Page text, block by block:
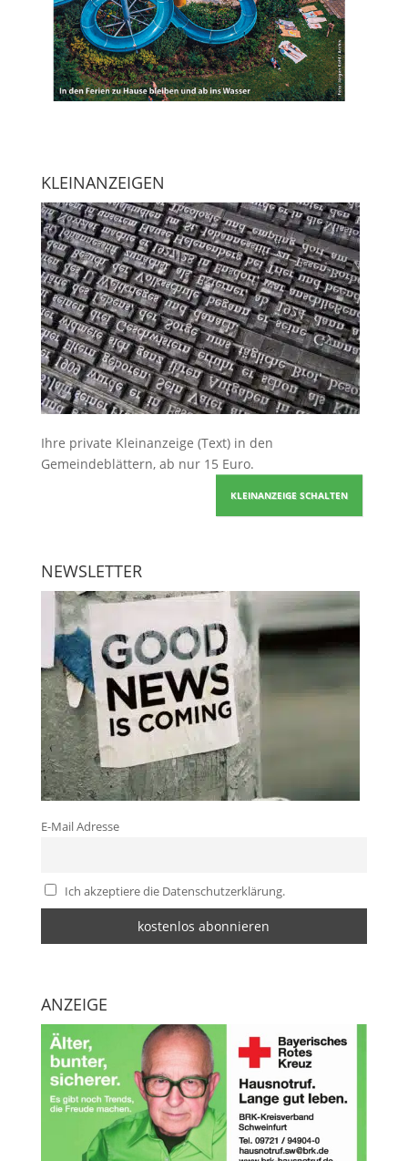
KLEINANZEIGEN
Ihre private Kleinanzeige (Text) in den
Gemeindeblättern, ab nur 15 Euro.
KLEINANZEIGE SCHALTEN
NEWSLETTER
E-Mail Adresse
Ich akzeptiere die Datenschutzerklärung.
ANZEIGE